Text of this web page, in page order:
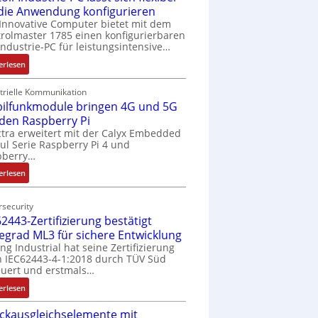
Anwendung konfigurieren
Computer bietet mit dem
1785 einen konfigurierbaren
PC für leistungsintensive…
:
1
9
-
Z
o
l
l
-
I
d
u
s
t
r
i
e
Kommunikation
bringen 4G und 5G
Raspberry Pi
erweitert mit der Calyx Embedded
Serie Raspberry Pi 4 und
:
M
b
i
l
f
u
n
k
Zertifizierung bestätigt
ML3 für sichere Entwicklung
Industrial hat seine Zertifizierung
IEC62443-4-1:2018 durch TÜV Süd
und erstmals…
:
I
E
mit